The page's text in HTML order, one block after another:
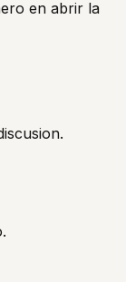
en abrir la